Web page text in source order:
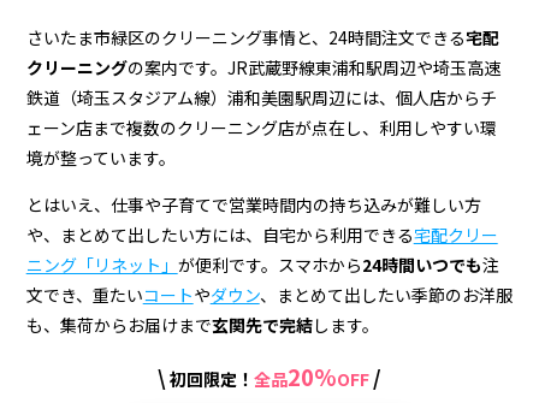
の
宅
配
ク
リ
ー
ニ
ン
さいたま市緑区のクリーニング事情と、24時間注文できる宅配
クリーニングの案内です。JR武蔵野線東浦和駅周辺や埼玉高速
鉄道（埼玉スタジアム線）浦和美園駅周辺には、個人店からチ
ェーン店まで複数のクリーニング店が点在し、利用しやすい環
境が整っています。
とはいえ、仕事や子育てで営業時間内の持ち込みが難しい方
や、まとめて出したい方には、自宅から利用できる宅配クリー
ニング「リネット」 が便利です。スマホから24時間いつでも注
文でき、重たいコートやダウン、まとめて出したい季節のお洋服
も、集荷からお届けまで玄関先で完結します。
\ 初回限定！ 全品20%OFF /